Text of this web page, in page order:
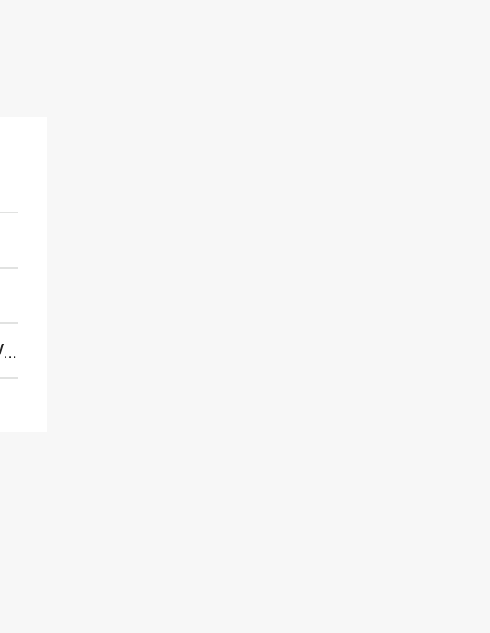
В КУЗБАССЕ ОПГ «МЕДИКОВ» НЕЗАКОННО ИСПОЛЬЗОВАЛА ПСИХОТРОПНЫЕ И СИЛЬНОДЕЙСТВУЮЩИЕ ВЕЩЕСТВА